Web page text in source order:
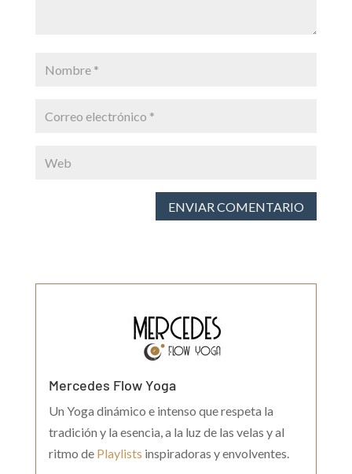
ENVIAR COMENTARIO
Mercedes Flow Yoga
Un Yoga dinámico e intenso que respeta la
tradición y la esencia, a la luz de las velas y al
ritmo de Playlists inspiradoras y envolventes.